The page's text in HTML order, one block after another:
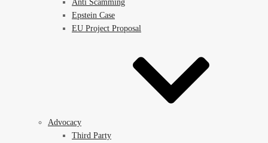
Anti Scamming
Epstein Case
EU Project Proposal
Advocacy
Third Party